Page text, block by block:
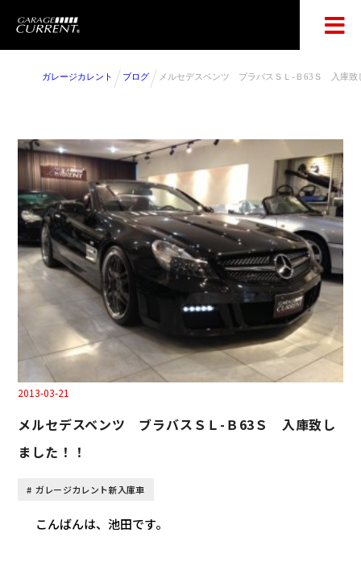
ガレージカレント ブログ メルセデスベンツ ブラバスＳＬ-Ｂ63Ｓ 入庫致
2013-03-21
メルセデスベンツ ブラバスＳＬ-Ｂ63Ｓ 入庫致し
ました！！
ガレージカレント新入庫車
こんばんは、池田です。